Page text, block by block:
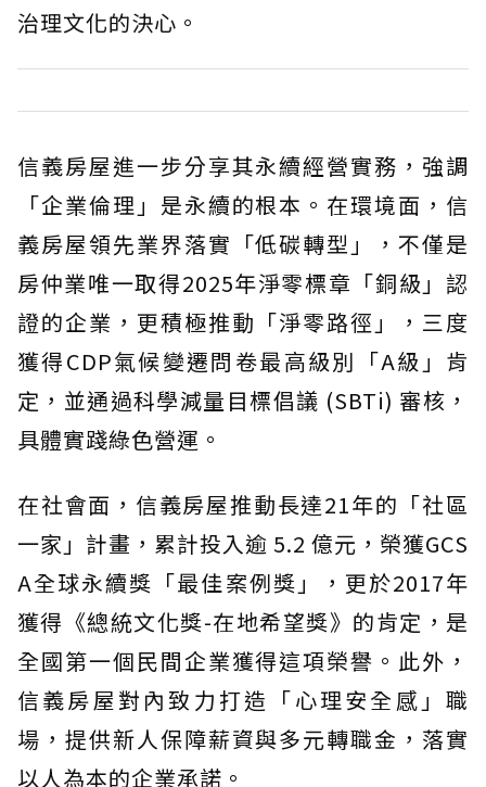
治理文化的決心。
信義房屋進一步分享其永續經營實務，強調
「企業倫理」是永續的根本。在環境面，信
義房屋領先業界落實「低碳轉型」，不僅是
房仲業唯一取得2025年淨零標章「銅級」認
證的企業，更積極推動「淨零路徑」，三度
獲得CDP氣候變遷問卷最高級別「A級」肯
定，並通過科學減量目標倡議 (SBTi) 審核，
具體實踐綠色營運。
在社會面，信義房屋推動長達21年的「社區
一家」計畫，累計投入逾 5.2 億元，榮獲GCS
A全球永續獎「最佳案例獎」，更於2017年
獲得《總統文化獎-在地希望獎》的肯定，是
全國第一個民間企業獲得這項榮譽。此外，
信義房屋對內致力打造「心理安全感」職
場，提供新人保障薪資與多元轉職金，落實
以人為本的企業承諾。